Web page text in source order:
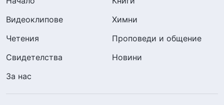
Видеоклипове
Химни
Четения
Проповеди и общение
Свидетелства
Новини
За нас